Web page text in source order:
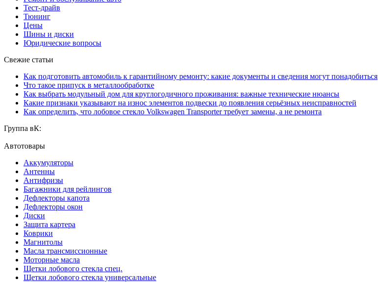
Тест-драйв
Тюнинг
Цены
Шины и диски
Юридические вопросы
Свежие статьи
Как подготовить автомобиль к гарантийному ремонту: какие документы и сведения могут понадобиться
Что такое припуск в металлообработке
Как выбрать модульный дом для круглогодичного проживания: важные технические нюансы
Какие признаки указывают на износ элементов подвески до появления серьёзных неисправностей
Как определить, что лобовое стекло Volkswagen Transporter требует замены, а не ремонта
Группа вК:
Автотовары
Аккумуляторы
Антенны
Антифризы
Багажники для рейлингов
Дефлекторы капота
Дефлекторы окон
Диски
Защита картера
Коврики
Магнитолы
Масла трансмиссионные
Моторные масла
Щетки лобового стекла спец.
Щетки лобового стекла универсальные